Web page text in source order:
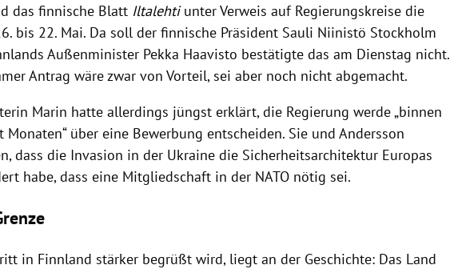
das finnische Blatt Iltalehtiunter Verweis auf Regierungskreise die
bis 22. Mai. Da soll der finnische Präsident Sauli Niinistö Stockholm
Außenminister Pekka Haavisto bestätigte das am Dienstag nicht.
Antrag wäre zwar von Vorteil, sei aber noch nicht abgemacht.
Marin hatte allerdings jüngst erklärt, die Regierung werde „binnen
Monaten“ über eine Bewerbung entscheiden. Sie und Andersson
dass die Invasion in der Ukraine die Sicherheitsarchitektur Europas
habe, dass eine Mitgliedschaft in der NATO nötig sei.
in Finnland stärker begrüßt wird, liegt an der Geschichte: Das Land